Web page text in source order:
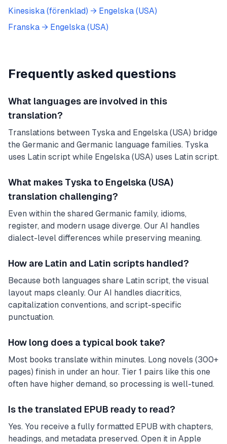
Kinesiska (förenklad) → Engelska (USA)
Franska → Engelska (USA)
Frequently asked questions
What languages are involved in this
translation?
Translations between Tyska and Engelska (USA) bridge
the Germanic and Germanic language families. Tyska
uses Latin script while Engelska (USA) uses Latin script.
What makes Tyska to Engelska (USA)
translation challenging?
Even within the shared Germanic family, idioms,
register, and modern usage diverge. Our AI handles
dialect-level differences while preserving meaning.
How are Latin and Latin scripts handled?
Because both languages share Latin script, the visual
layout maps cleanly. Our AI handles diacritics,
capitalization conventions, and script-specific
punctuation.
How long does a typical book take?
Most books translate within minutes. Long novels (300+
pages) finish in under an hour. Tier 1 pairs like this one
often have higher demand, so processing is well-tuned.
Is the translated EPUB ready to read?
Yes. You receive a fully formatted EPUB with chapters,
headings, and metadata preserved. Open it in Apple